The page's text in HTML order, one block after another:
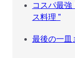
コスパ最強
ス料理 ”
最後の一皿